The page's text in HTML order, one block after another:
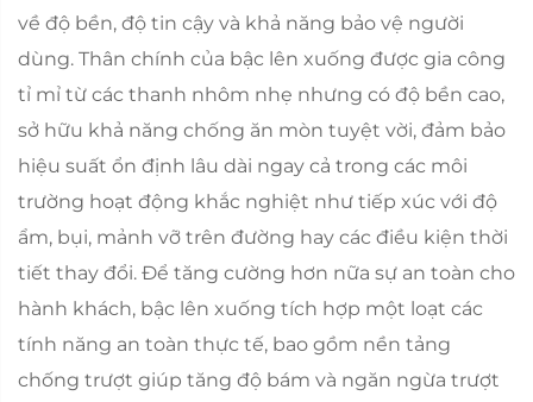
về độ bền, độ tin cậy và khả năng bảo vệ người
dùng. Thân chính của bậc lên xuống được gia công
tỉ mỉ từ các thanh nhôm nhẹ nhưng có độ bền cao,
sở hữu khả năng chống ăn mòn tuyệt vời, đảm bảo
hiệu suất ổn định lâu dài ngay cả trong các môi
trường hoạt động khắc nghiệt như tiếp xúc với độ
ẩm, bụi, mảnh vỡ trên đường hay các điều kiện thời
tiết thay đổi. Để tăng cường hơn nữa sự an toàn cho
hành khách, bậc lên xuống tích hợp một loạt các
tính năng an toàn thực tế, bao gồm nền tảng
chống trượt giúp tăng độ bám và ngăn ngừa trượt